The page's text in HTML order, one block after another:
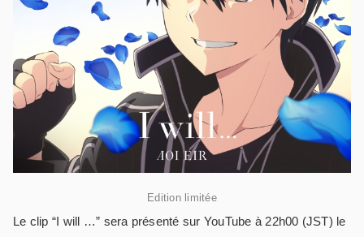
Edition limitée
Le clip “I will …” sera présenté sur YouTube à 22h00 (JST) le